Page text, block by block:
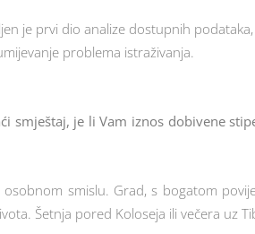
je prvi dio analize dostupnih
problema istraživanja.
smještaj, je li Vam iznos dobivene
smislu. Grad, s bogatom
Šetnja pored Koloseja ili večera uz